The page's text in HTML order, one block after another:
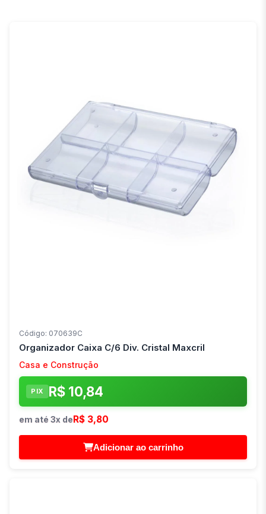
Código: 070639C
Organizador Caixa C/6 Div. Cristal Maxcril
Casa e Construção
PIX R$ 10,84
em até 3x deR$ 3,80
Adicionar ao carrinho